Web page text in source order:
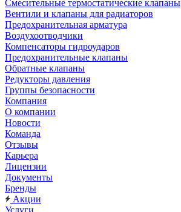
Смесительные термостатические клапаны
Вентили и клапаны для радиаторов
Предохранительная арматура
Воздухоотводчики
Компенсаторы гидроударов
Предохранительные клапаны
Обратные клапаны
Редукторы давления
Группы безопасности
Компания
О компании
Новости
Команда
Отзывы
Карьера
Лицензии
Документы
Бренды
Акции
Услуги